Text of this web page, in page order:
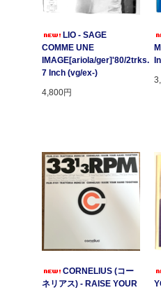
LIO - SAGE
COMME UNE
IMAGE[ariola/ger]'80/2trks.
7 Inch (vg/ex-)
4,800円
CORNELIUS (コー
ネリアス) - RAISE YOUR